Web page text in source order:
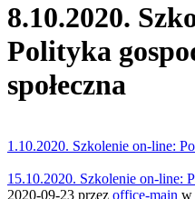
8.10.2020.
Polityka
społeczna
1.10.2020. Szkolenie on-line:
15.10.2020. Szkolenie on-line:
2020-09-23 przez office-main w